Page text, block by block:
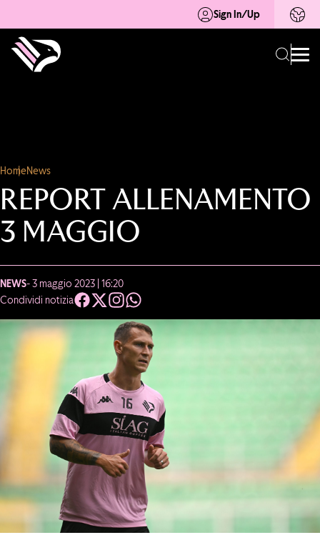
Sign In/Up
HomeNews
REPORT ALLENAMENTO
3 MAGGIO
NEWS- 3 maggio 2023 | 16:20
Condividi notizia